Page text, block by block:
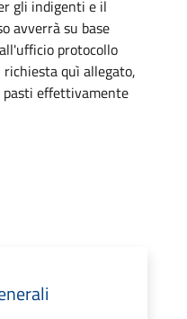
gli indigenti e il
avverrà su base
protocollo
quì allegato,
pasti effettivamente